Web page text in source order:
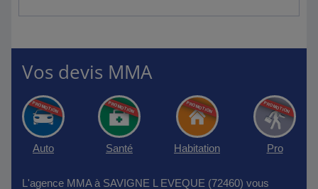
Vos devis MMA
Auto Santé Habitation Pro
L'agence MMA à SAVIGNE L EVEQUE (72460) vous